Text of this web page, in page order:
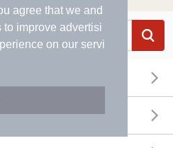
agree that we and
to improve advertisi
on our servi